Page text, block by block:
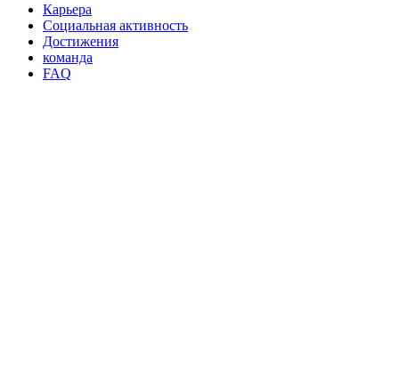
Карьера
Социальная активность
Достижения
команда
FAQ